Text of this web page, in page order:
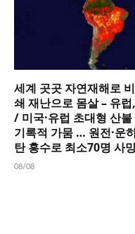
세계 곳곳 자연재해로
쇄 재난으로 몸살 – 유
/ 미국·유럽 초대형 산
기록적 가뭄 … 원전·운
탄 홍수로 최소70명 사
08/08